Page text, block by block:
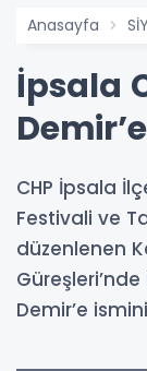
Anasayfa
İpsala
CHP İpsala
Festivali ve
düzenlenen
Demir’e